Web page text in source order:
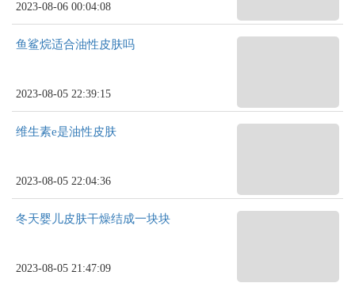
2023-08-06 00:04:08
鱼鲨烷适合油性皮肤吗
2023-08-05 22:39:15
维生素e是油性皮肤
2023-08-05 22:04:36
冬天婴儿皮肤干燥结成一块块
2023-08-05 21:47:09